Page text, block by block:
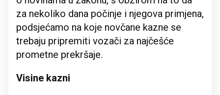
za nekoliko dana počinje i njegova primjena,
podsjećamo na koje novčane kazne se
trebaju pripremiti vozači za najčešće
prometne prekršaje.
Visine kazni